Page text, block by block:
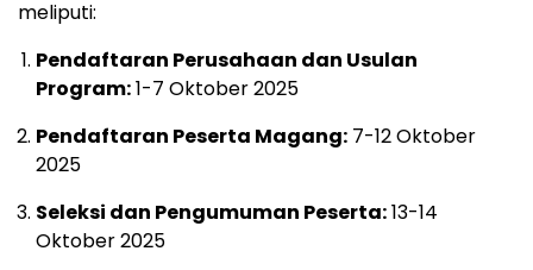
meliputi:
Pendaftaran Perusahaan dan Usulan
Program:1-7 Oktober 2025
Pendaftaran Peserta Magang: 7-12 Oktober
2025
Seleksi dan Pengumuman Peserta:13-14
Oktober 2025